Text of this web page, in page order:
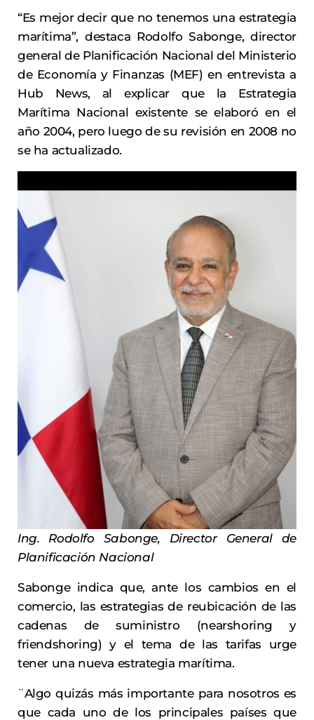
“Es mejor decir que no tenemos una estrategia
marítima”, destaca Rodolfo Sabonge, director
general de Planificación Nacional del Ministerio
de Economía y Finanzas (MEF) en entrevista a
Hub News, al explicar que la Estrategia
Marítima Nacional existente se elaboró en el
año 2004, pero luego de su revisión en 2008 no
se ha actualizado.
Ing. Rodolfo Sabonge, Director General de
Planificación Nacional
Sabonge indica que, ante los cambios en el
comercio, las estrategias de reubicación de las
cadenas de suministro (nearshoring y
friendshoring) y el tema de las tarifas urge
tener una nueva estrategia marítima.
¨Algo quizás más importante para nosotros es
que cada uno de los principales países que